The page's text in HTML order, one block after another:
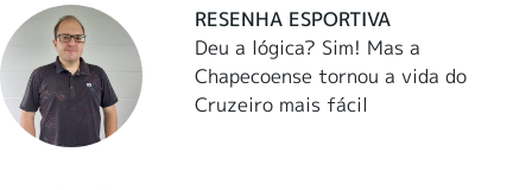
RESENHA ESPORTIVA
Deu a lógica? Sim! Mas a
Chapecoense tornou a vida do
Cruzeiro mais fácil